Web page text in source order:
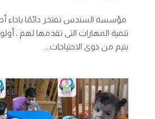
مؤسسة السندس تفتخر دائمًا باداء
تنمية المهارات التى تقدمها لهم ،
يتيم من ذوى الاحتياجات...